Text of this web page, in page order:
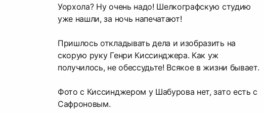
Уорхола? Ну очень надо! Шелкографскую студию
уже нашли, за ночь напечатают!
Пришлось откладывать дела и изобразить на
скорую руку Генри Киссинджера. Как уж
получилось, не обессудьте! Всякое в жизни бывает.
Фото с Киссинджером у Шабурова нет, зато есть с
Сафроновым.